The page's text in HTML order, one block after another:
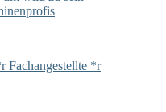
Fachangestellte *r